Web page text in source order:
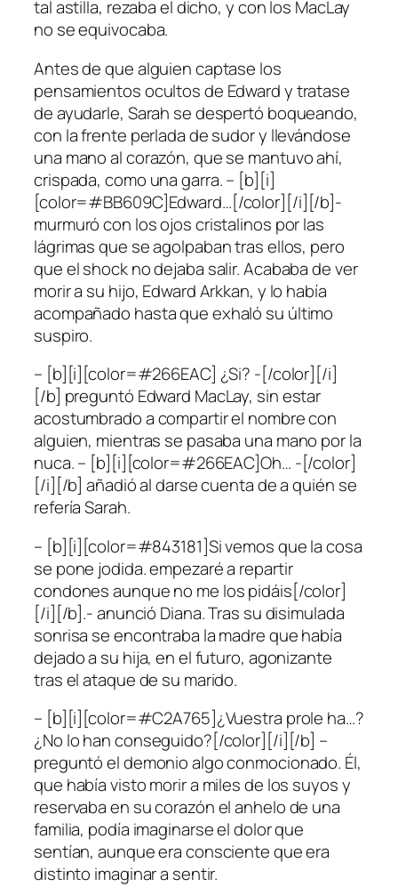
tal astilla, rezaba el dicho, y con los MacLay
no se equivocaba.
Antes de que alguien captase los
pensamientos ocultos de Edward y tratase
de ayudarle, Sarah se despertó boqueando,
con la frente perlada de sudor y llevándose
una mano al corazón, que se mantuvo ahí,
crispada, como una garra. – [b][i]
[color=#BB609C]Edward…[/color][/i][/b]-
murmuró con los ojos cristalinos por las
lágrimas que se agolpaban tras ellos, pero
que el shock no dejaba salir. Acababa de ver
morir a su hijo, Edward Arkkan, y lo había
acompañado hasta que exhaló su último
suspiro.
– [b][i][color=#266EAC] ¿Si? -[/color][/i]
[/b] preguntó Edward MacLay, sin estar
acostumbrado a compartir el nombre con
alguien, mientras se pasaba una mano por la
nuca. – [b][i][color=#266EAC]Oh… -[/color]
[/i][/b] añadió al darse cuenta de a quién se
refería Sarah.
– [b][i][color=#843181]Si vemos que la cosa
se pone jodida. empezaré a repartir
condones aunque no me los pidáis[/color]
[/i][/b].- anunció Diana. Tras su disimulada
sonrisa se encontraba la madre que había
dejado a su hija, en el futuro, agonizante
tras el ataque de su marido.
– [b][i][color=#C2A765]¿Vuestra prole ha…?
¿No lo han conseguido?[/color][/i][/b] –
preguntó el demonio algo conmocionado. Él,
que había visto morir a miles de los suyos y
reservaba en su corazón el anhelo de una
familia, podía imaginarse el dolor que
sentían, aunque era consciente que era
distinto imaginar a sentir.